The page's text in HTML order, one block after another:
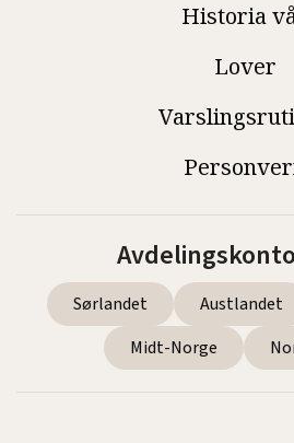
Historia
Lover
Sørlandet Austlandet
Midt-Norge